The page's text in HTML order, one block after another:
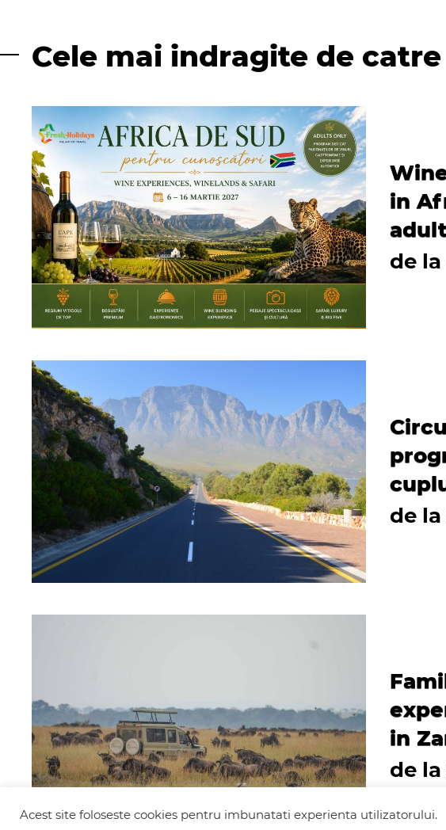
Cele mai indragite de
in
de la
de la
in
de la
Acest site foloseste cookies pentru imbunatati experienta utilizatorului.